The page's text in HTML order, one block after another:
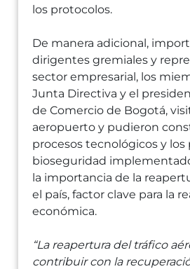
los protocolos.
De manera adicional,
dirigentes gremiales y
sector empresarial, los
Junta Directiva y el
de Comercio de Bogotá,
aeropuerto y pudieron
procesos tecnológicos y los
bioseguridad
la importancia de la
el país, factor clave para la
económica.
“La reapertura del tráfico
contribuir con la